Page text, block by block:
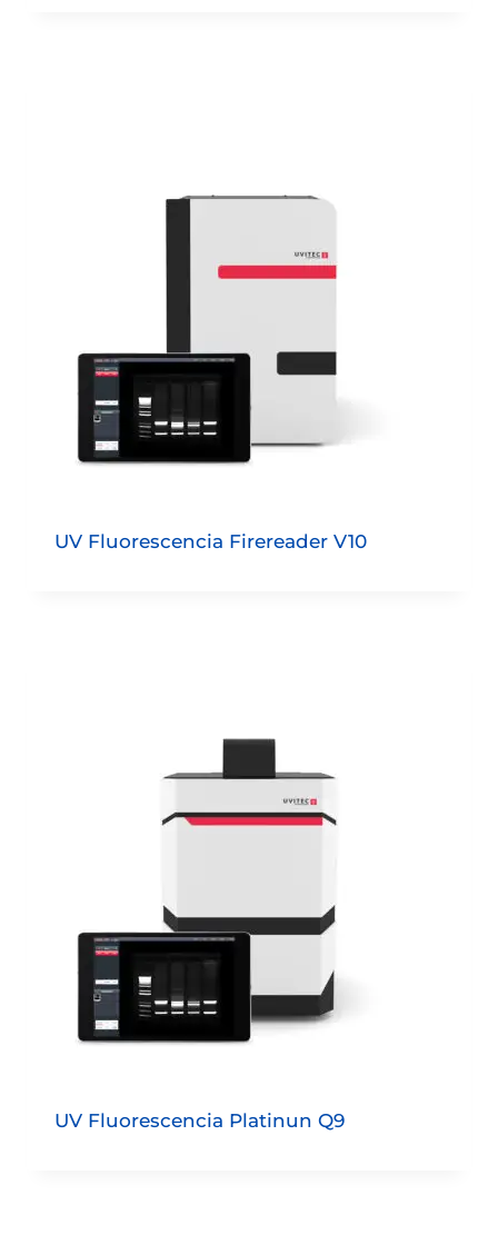
UV Fluorescencia Firereader V10
UV Fluorescencia Platinun Q9